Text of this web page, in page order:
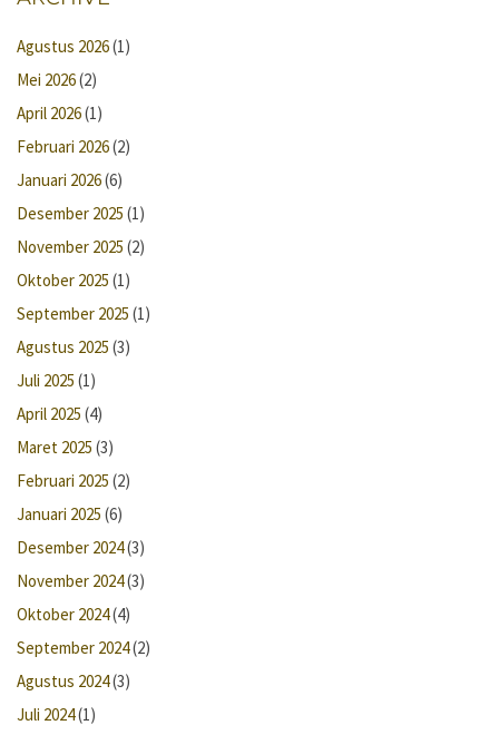
Agustus 2026(1)
Mei 2026(2)
April 2026(1)
Februari 2026(2)
Januari 2026(6)
Desember 2025 (1)
November 2025 (2)
Oktober 2025 (1)
September 2025 (1)
Agustus 2025 (3)
Juli 2025 (1)
April 2025 (4)
Maret 2025 (3)
Februari 2025 (2)
Januari 2025 (6)
Desember 2024(3)
November 2024(3)
Oktober 2024(4)
September 2024(2)
Agustus 2024(3)
Juli 2024(1)